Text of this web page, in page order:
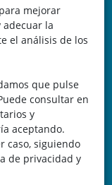
mejorar
adecuar la
el análisis de los
que pulse
consultar en
y
aceptando.
caso, siguiendo
de privacidad y
de 25 años